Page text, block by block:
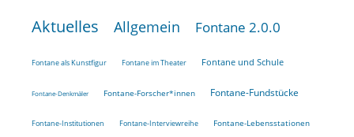
Aktuelles Allgemein Fontane 2.0.0
Fontane als Kunstfigur Fontane im Theater Fontane und Schule
Fontane-Denkmäler Fontane-Forscher*innen Fontane-Fundstücke
Fontane-Institutionen Fontane-Interviewreihe Fontane-Lebensstationen